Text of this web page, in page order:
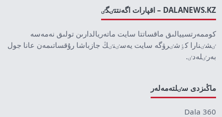
DALANEWS.KZ – اقپارات اگەنتتٸگٸ
كوممەرتسييالىق ماقساتتا سايت ماتەريالدارىن تولىق نەمەسە
ٸشٸنارا كٶشٸرۋگە سايت يەسٸنٸڭ جازباشا رۇقساتىمەن عانا جول
بەرٸلەدٸ.
ماڭىزدى سٸلتەمەلەر
Dala 360